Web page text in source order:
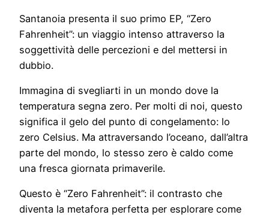
Santanoia presenta il suo primo EP, “Zero
Fahrenheit”: un viaggio intenso attraverso la
soggettività delle percezioni e del mettersi in
dubbio.
Immagina di svegliarti in un mondo dove la
temperatura segna zero. Per molti di noi, questo
significa il gelo del punto di congelamento: lo
zero Celsius. Ma attraversando l’oceano, dall’altra
parte del mondo, lo stesso zero è caldo come
una fresca giornata primaverile.
Questo è “Zero Fahrenheit”: il contrasto che
diventa la metafora perfetta per esplorare come